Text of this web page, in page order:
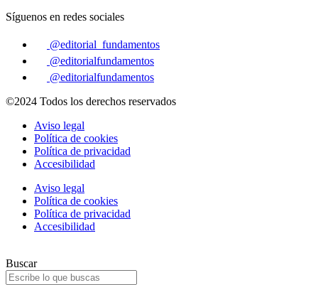
Síguenos en redes sociales
@editorial_fundamentos
@editorialfundamentos
@editorialfundamentos
©2024 Todos los derechos reservados
Aviso legal
Política de cookies
Política de privacidad
Accesibilidad
Aviso legal
Política de cookies
Política de privacidad
Accesibilidad
Buscar